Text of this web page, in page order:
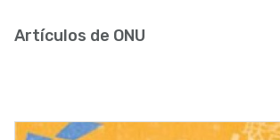
de
la
Artículos de ONU